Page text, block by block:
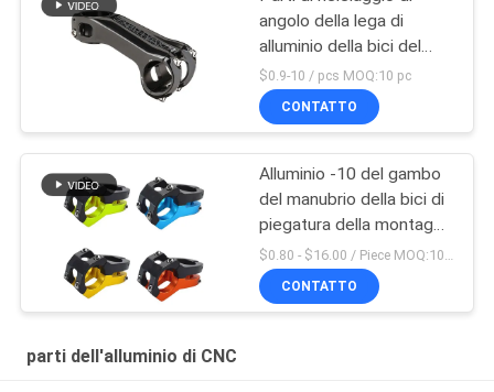
angolo della lega di
alluminio della bici del
manubrio della bicicletta
regolabile del gambo
$0.9-10 / pcs MOQ:10 pc
CONTATTO
Alluminio -10 del gambo
del manubrio della bici di
piegatura della montagna
di Mtb della strada di
Aliminum
$0.80 - $16.00 / Piece MOQ:10 pezzi
CONTATTO
parti dell'alluminio di CNC